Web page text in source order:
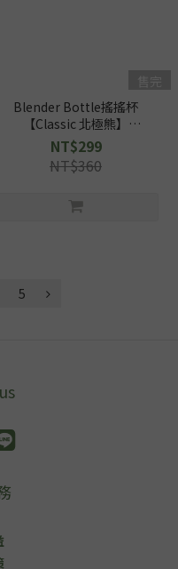
Blender Bottle搖搖杯
【Classic 北極熊】
28oz/828ml
NT$299
NT$360
5